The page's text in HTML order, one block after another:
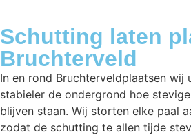
Schutting laten
Bruchterveld
In en rond Bruchterveldplaatsen wij
stabieler de ondergrond hoe
blijven staan. Wij storten elke paal
zodat de schutting te allen tijde